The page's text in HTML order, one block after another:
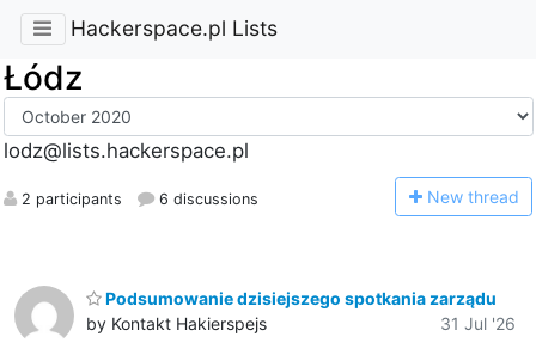
Hackerspace.pl Lists
Łódz
lodz@lists.hackerspace.pl
2 participants 6 discussions New thread
Podsumowanie dzisiejszego spotkania zarządu
by Kontakt Hakierspejs
31 Jul '26